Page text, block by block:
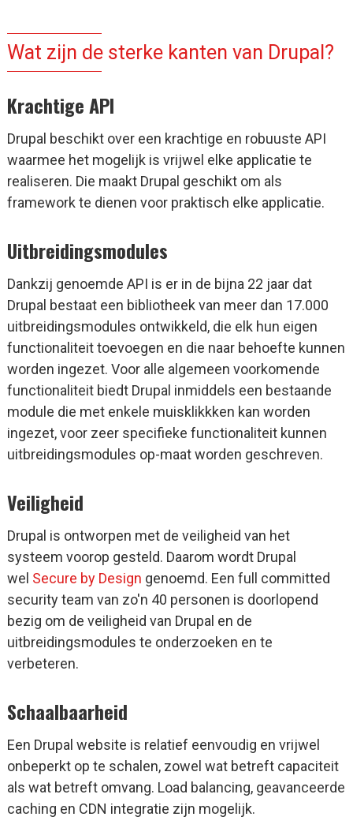
Wat zijn de sterke kanten van Drupal?
Krachtige API
Drupal beschikt over een krachtige en robuuste API
waarmee het mogelijk is vrijwel elke applicatie te
realiseren. Die maakt Drupal geschikt om als
framework te dienen voor praktisch elke applicatie.
Uitbreidingsmodules
Dankzij genoemde API is er in de bijna 22 jaar dat
Drupal bestaat een bibliotheek van meer dan 17.000
uitbreidingsmodules ontwikkeld, die elk hun eigen
functionaliteit toevoegen en die naar behoefte kunnen
worden ingezet. Voor alle algemeen voorkomende
functionaliteit biedt Drupal inmiddels een bestaande
module die met enkele muisklikkken kan worden
ingezet, voor zeer specifieke functionaliteit kunnen
uitbreidingsmodules op-maat worden geschreven.
Veiligheid
Drupal is ontworpen met de veiligheid van het
systeem voorop gesteld. Daarom wordt Drupal
wel Secure by Design genoemd. Een full committed
security team van zo'n 40 personen is doorlopend
bezig om de veiligheid van Drupal en de
uitbreidingsmodules te onderzoeken en te
verbeteren.
Schaalbaarheid
Een Drupal website is relatief eenvoudig en vrijwel
onbeperkt op te schalen, zowel wat betreft capaciteit
als wat betreft omvang. Load balancing, geavanceerde
caching en CDN integratie zijn mogelijk.